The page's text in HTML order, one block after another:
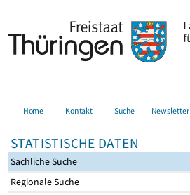
Home Kontakt Suche Newsletter
STATISTISCHE DATEN
Sachliche Suche
Regionale Suche